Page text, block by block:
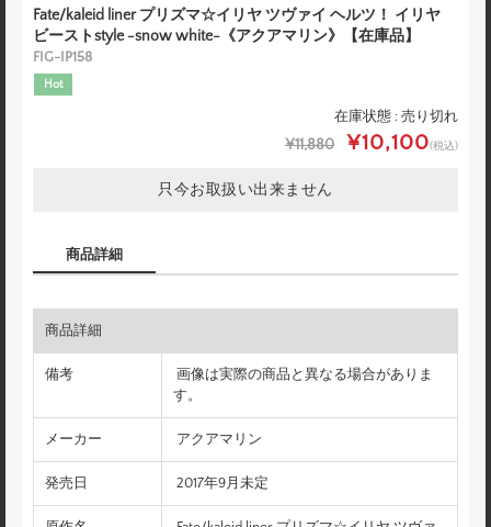
Fate/kaleid liner プリズマ☆イリヤ ツヴァイ ヘルツ！ イリヤ
ビーストstyle -snow white-《アクアマリン》【在庫品】
FIG-IP158
Hot
在庫状態 : 売り切れ
¥11,880 ¥10,100(税込)
只今お取扱い出来ません
商品詳細
商品詳細
備考
画像は実際の商品と異なる場合がありま
す。
メーカー アクアマリン
発売日 2017年9月未定